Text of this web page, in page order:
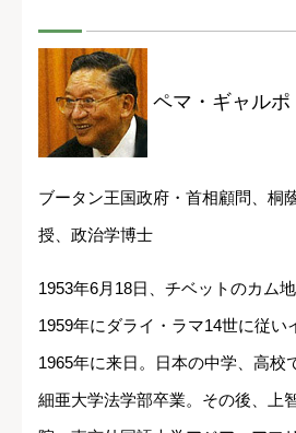
ペマ・ギャルポ
ブータン王国政府・首相顧問、桐
授、政治学博士
1953年6月18日、チベットのカム
1959年にダライ・ラマ14世に従い
1965年に来日。日本の中学、高校
細亜大学法学部卒業。その後、上